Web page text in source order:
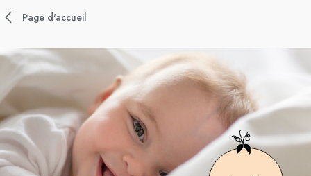
Page d'accueil